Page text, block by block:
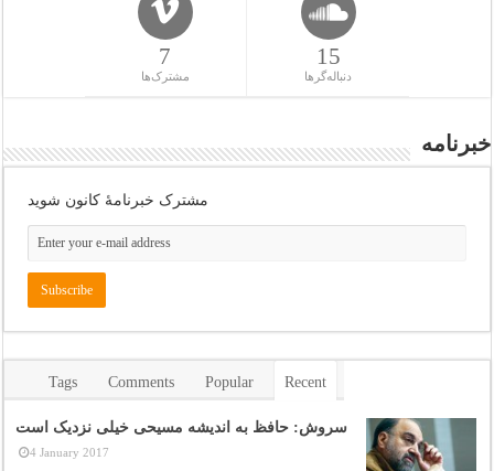
7
مشترک‌ها
15
دنباله‌گرها
خبرنامه
مشترک خبرنامهٔ کانون شوید
Recent
Popular
Comments
Tags
سروش: حافظ به اندیشه مسیحی خیلی نزدیک است
4 January 2017